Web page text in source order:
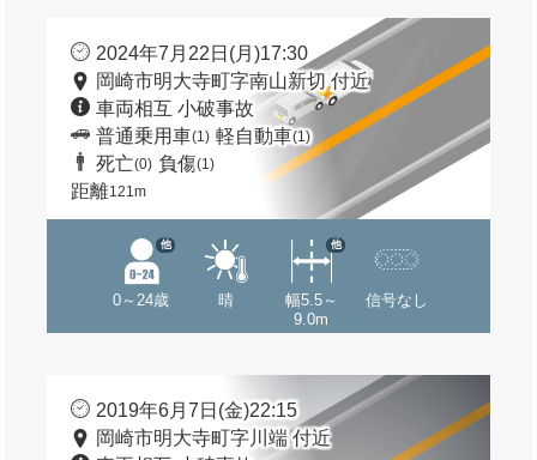
2024年7月22日(月)17:30
岡崎市明大寺町字南山新切 付近
車両相互 小破事故
普通乗用車(1) 軽自動車(1)
死亡(0) 負傷(1)
距離121m
0～24歳
他
晴
幅5.5～
9.0m
他
信号なし
2019年6月7日(金)22:15
岡崎市明大寺町字川端 付近